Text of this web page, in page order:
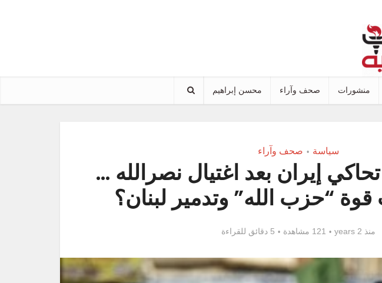
منشورات صحف وآراء محسن إبراهيم
سياسة • صحف وآراء
إيران بعد اغتيال نصرالله …
“حزب الله” وتدمير لبنان؟
منذ 2 years 121 مشاهدة 5 دقائق للقراءة